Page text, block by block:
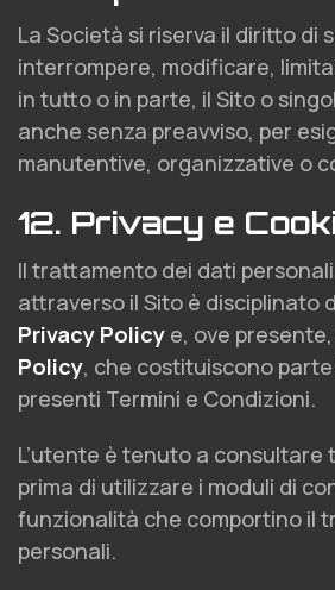
La Società si riserva il diritto di
interrompere, modificare,
in tutto o in parte, il Sito o
anche senza preavviso, per
manutentive, organizzative o
12. Privacy e
Il trattamento dei dati
attraverso il Sito è disciplinato
Privacy Policy e, ove
Policy, che costituiscono
presenti Termini e Condizioni.
L’utente è tenuto a consultare
prima di utilizzare i moduli di
funzionalità che comportino il
personali.